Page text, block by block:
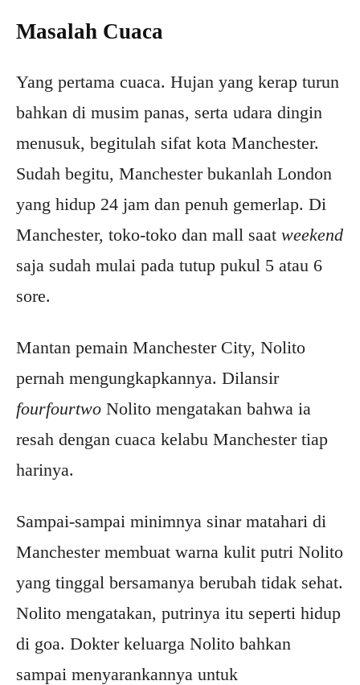
Masalah Cuaca
Yang pertama cuaca. Hujan yang kerap turun
bahkan di musim panas, serta udara dingin
menusuk, begitulah sifat kota Manchester.
Sudah begitu, Manchester bukanlah London
yang hidup 24 jam dan penuh gemerlap. Di
Manchester, toko-toko dan mall saat weekend
saja sudah mulai pada tutup pukul 5 atau 6
sore.
Mantan pemain Manchester City, Nolito
pernah mengungkapkannya. Dilansir
fourfourtwo Nolito mengatakan bahwa ia
resah dengan cuaca kelabu Manchester tiap
harinya.
Sampai-sampai minimnya sinar matahari di
Manchester membuat warna kulit putri Nolito
yang tinggal bersamanya berubah tidak sehat.
Nolito mengatakan, putrinya itu seperti hidup
di goa. Dokter keluarga Nolito bahkan
sampai menyarankannya untuk